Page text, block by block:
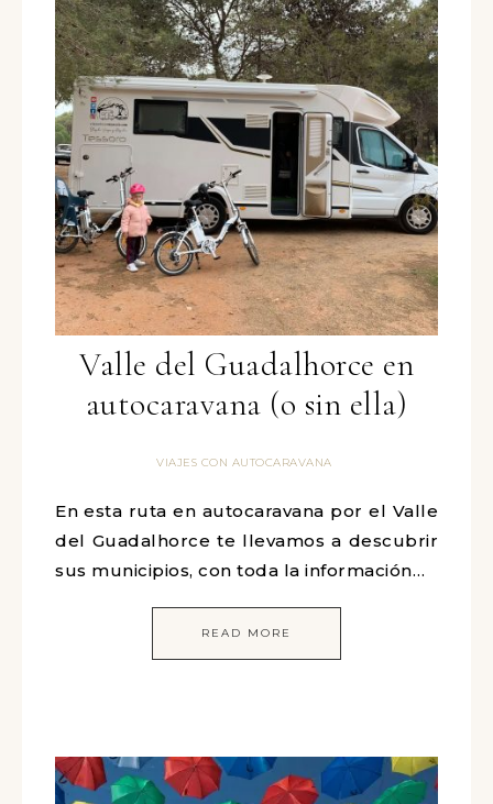
Valle del Guadalhorce en
autocaravana (o sin ella)
VIAJES CON AUTOCARAVANA
En esta ruta en autocaravana por el Valle
del Guadalhorce te llevamos a descubrir
sus municipios, con toda la información…
READ MORE